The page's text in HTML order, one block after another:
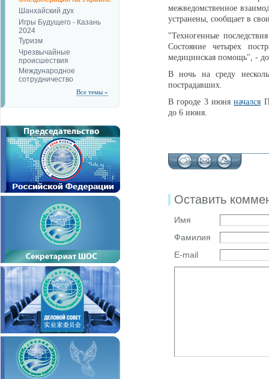
Шанхайский дух
Игры Будущего - Казань
2024
Туризм
Чрезвычайные
происшествия
Международное
сотрудничество
Все темы »
межведомственное
устранены, сообщает в
"Техногенные
Состояние четырех
медицинская помощь", -
В ночь на среду
пострадавших.
В городе 3 июняначался
до 6 июня.
Оставить
Имя
Фамилия
E-mail